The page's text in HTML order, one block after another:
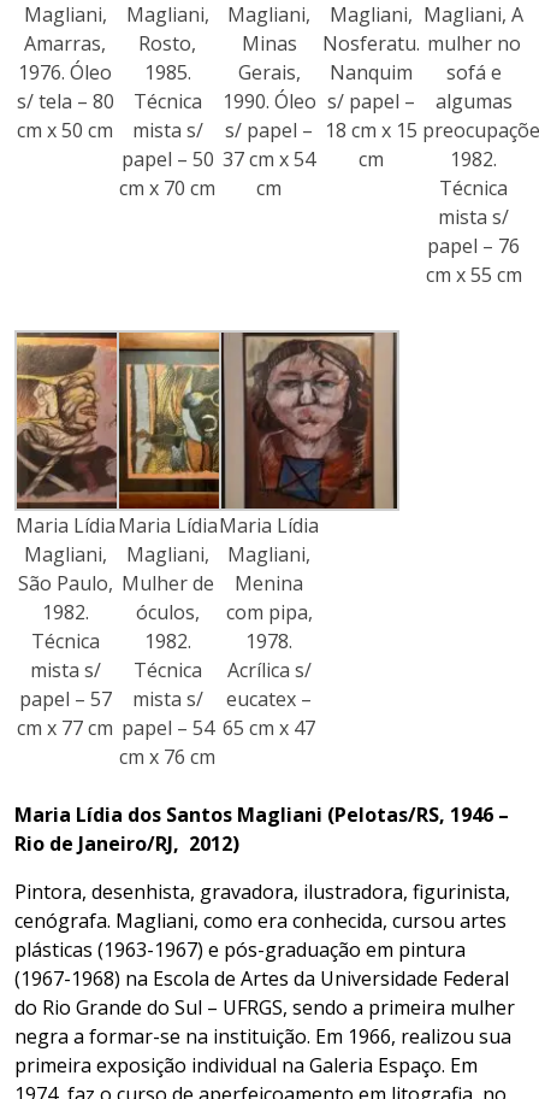
Magliani,
Amarras,
1976. Óleo
s/ tela – 80
cm x 50 cm
Magliani,
Rosto,
1985.
Técnica
mista s/
papel – 50
cm x 70 cm
Magliani,
Minas
Gerais,
1990. Óleo
s/ papel –
37 cm x 54
cm
Magliani,
Nosferatu.
Nanquim
s/ papel –
18 cm x 15
cm
Magliani, A
mulher no
sofá e
algumas
1982.
Técnica
mista s/
papel – 76
cm x 55 cm
Maria Lídia
Magliani,
São Paulo,
1982.
Técnica
mista s/
papel – 57
cm x 77 cm
Maria Lídia
Magliani,
Mulher de
óculos,
1982.
Técnica
mista s/
papel – 54
cm x 76 cm
Maria Lídia
Magliani,
Menina
com pipa,
1978.
Acrílica s/
eucatex –
65 cm x 47
Maria Lídia dos Santos Magliani (Pelotas/RS, 1946 –
Rio de Janeiro/RJ, 2012)
Pintora, desenhista, gravadora, ilustradora, figurinista,
cenógrafa. Magliani, como era conhecida, cursou artes
plásticas (1963-1967) e pós-graduação em pintura
(1967-1968) na Escola de Artes da Universidade Federal
do Rio Grande do Sul – UFRGS, sendo a primeira mulher
negra a formar-se na instituição. Em 1966, realizou sua
primeira exposição individual na Galeria Espaço. Em